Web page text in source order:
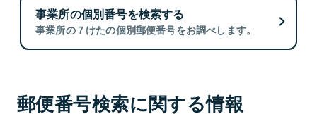
事業所の個別番号を検索する
事業所の７けたの個別郵便番号をお調べします。
郵便番号検索に関する情報